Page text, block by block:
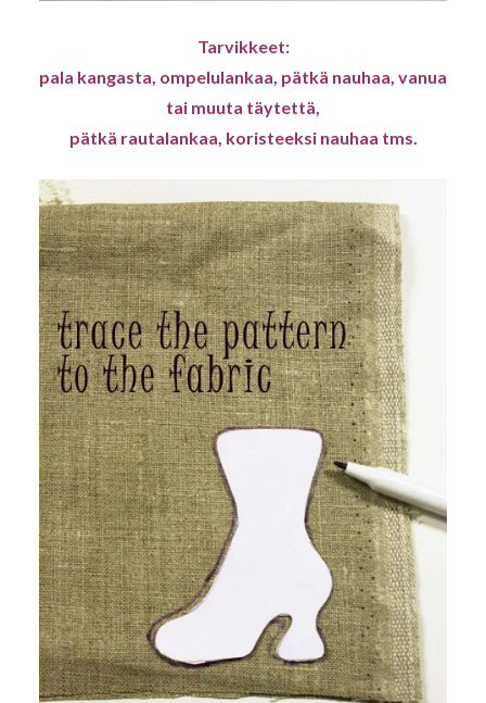
Tarvikkeet:
pala kangasta, ompelulankaa, pätkä nauhaa, vanua
tai muuta täytettä,
pätkä rautalankaa, koristeeksi nauhaa tms.